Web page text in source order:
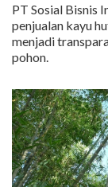
PT Sosial Bisnis
penjualan kayu
menjadi
pohon.